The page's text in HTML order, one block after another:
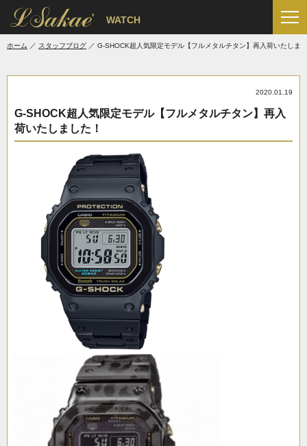
' WATCH
ホーム スタッフブログ G-SHOCK超人気限定モデル【フルメタルチタン】再入荷いたしま
2020.01.19
G-SHOCK超人気限定モデル【フルメタルチタン】再入
荷いたしました！